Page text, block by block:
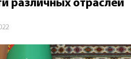
различных отраслей